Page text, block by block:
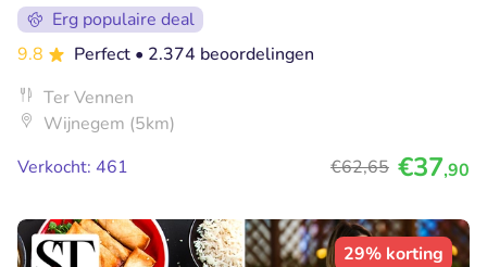
Erg populaire deal
9.8
Perfect • 2.374 beoordelingen
Ter Vennen
Wijnegem (5km)
Verkocht: 461
€62,65 €37,90
29% korting